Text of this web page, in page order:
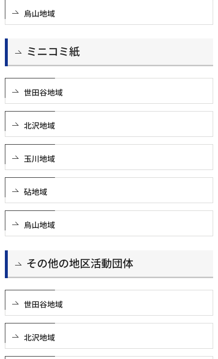
烏山地域
ミニコミ紙
世田谷地域
北沢地域
玉川地域
砧地域
烏山地域
その他の地区活動団体
世田谷地域
北沢地域